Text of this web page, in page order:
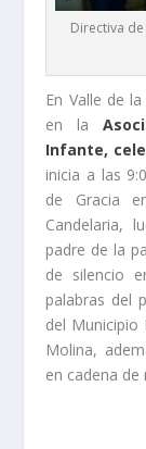
Directiva
En Valle de
en la
Infante,
inicia a las
de Gracia
Candelaria,
padre de la
de silencio
palabras del
del Municipio
Molina,
en cadena